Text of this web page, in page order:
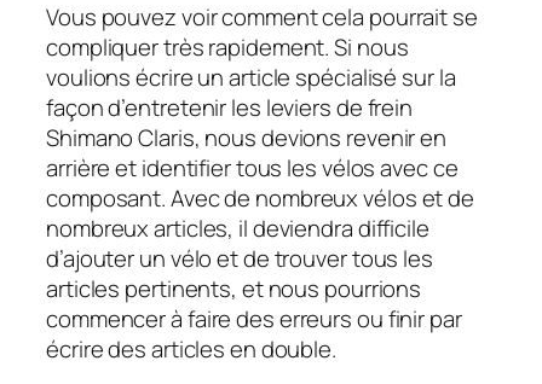
Vous pouvez voir comment cela pourrait se
compliquer très rapidement. Si nous
voulions écrire un article spécialisé sur la
façon d’entretenir les leviers de frein
Shimano Claris, nous devions revenir en
arrière et identifier tous les vélos avec ce
composant. Avec de nombreux vélos et de
nombreux articles, il deviendra difficile
d’ajouter un vélo et de trouver tous les
articles pertinents, et nous pourrions
commencer à faire des erreurs ou finir par
écrire des articles en double.